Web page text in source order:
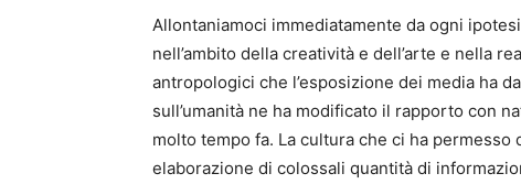
Allontaniamoci immediatamente da ogni
nell’ambito della creatività e dell’arte e nella
antropologici che l’esposizione dei media ha
sull’umanità ne ha modificato il rapporto con
molto tempo fa. La cultura che ci ha
elaborazione di colossali quantità di